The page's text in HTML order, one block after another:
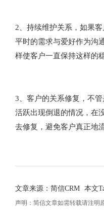
2、持续维护关系，如果
平时的需求与爱好作为沟
样使客户一直保持这样的
3、客户的关系修复，不
活跃出现倒退的情况，在
去修复，避免客户真正地
文章来源：简信CRM 本文
声明：简信文章如需转载请注明